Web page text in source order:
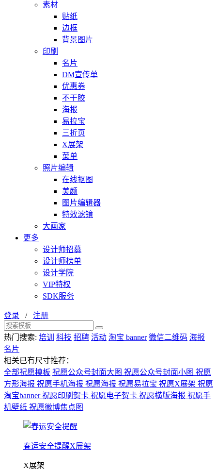
素材
贴纸
边框
背景图片
印刷
名片
DM宣传单
优惠券
不干胶
海报
易拉宝
三折页
X展架
菜单
照片编辑
在线抠图
美颜
图片编辑器
特效滤镜
大画家
更多
设计师招募
设计师榜单
设计学院
VIP特权
SDK服务
登录 / 注册
热门搜索: 培训 科技 招聘 活动 淘宝 banner 微信二维码 海报
名片
相关已有尺寸推荐：
全部祝愿模板 祝愿公众号封面大图 祝愿公众号封面小图 祝愿
方形海报 祝愿手机海报 祝愿海报 祝愿易拉宝 祝愿X展架 祝愿
淘宝banner祝愿印刷贺卡 祝愿电子贺卡 祝愿横版海报 祝愿手
机壁纸 祝愿微博焦点图
春运安全提醒X展架
X展架